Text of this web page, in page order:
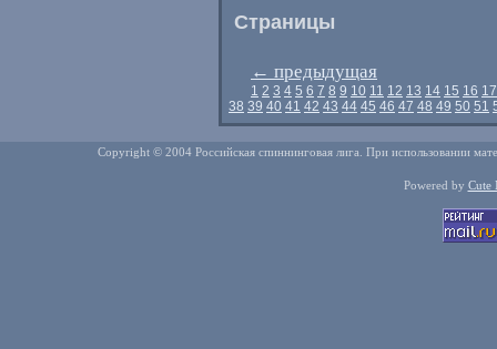
Страницы
← предыдущая
1 2 3 4 5 6 7 8 9 10 11 12 13 14 15 16 17
38 39 40 41 42 43 44 45 46 47 48 49 50 51
Copyright © 2004 Российская спиннинговая лига. При использовании
Powered by Cute